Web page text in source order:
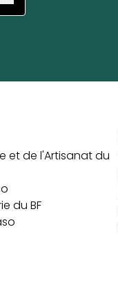
et de l'Artisanat du
du BF